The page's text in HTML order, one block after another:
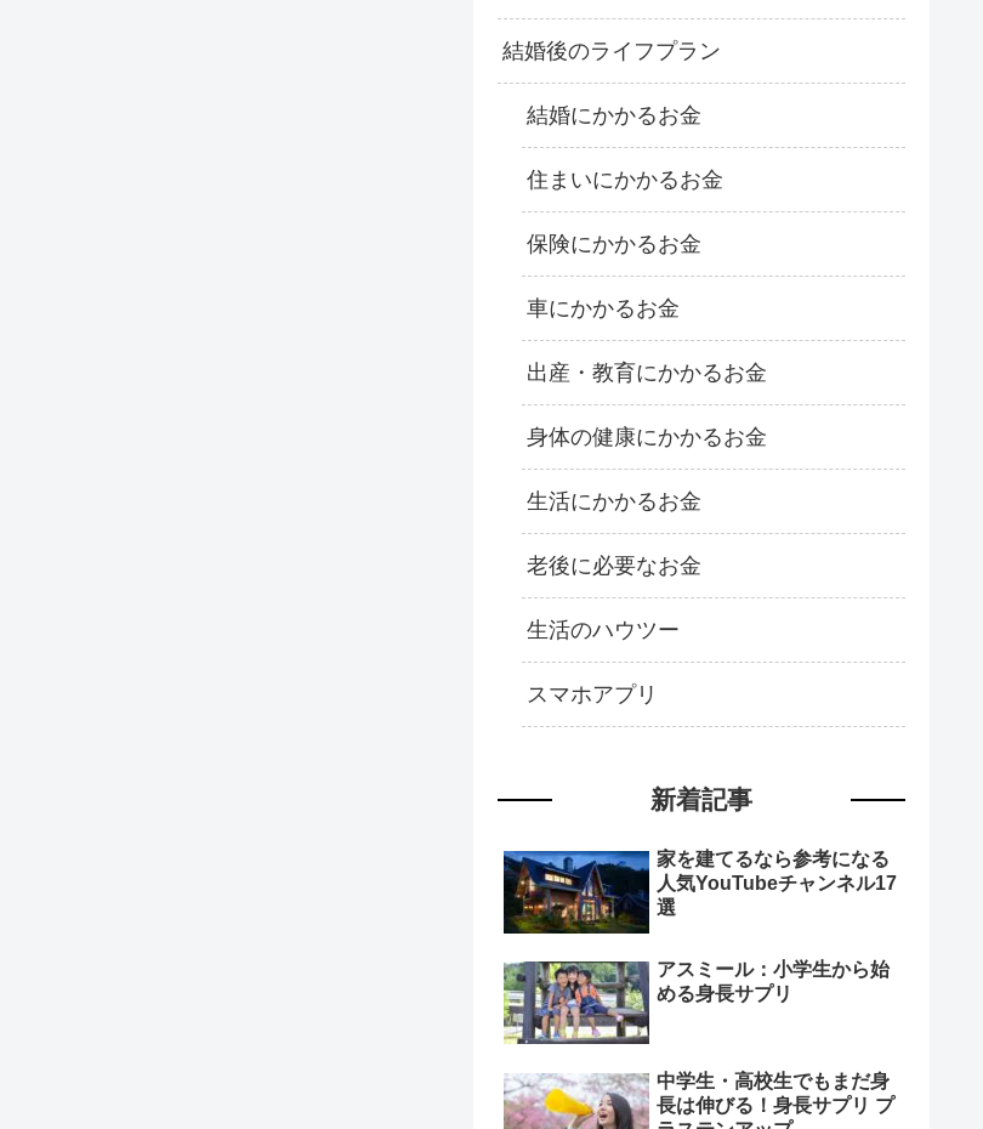
結婚後のライフプラン
結婚にかかるお金
住まいにかかるお金
保険にかかるお金
車にかかるお金
出産・教育にかかるお金
身体の健康にかかるお金
生活にかかるお金
老後に必要なお金
生活のハウツー
スマホアプリ
新着記事
家を建てるなら参考になる
人気YouTubeチャンネル17
選
アスミール：小学生から始
める身長サプリ
中学生・高校生でもまだ身
長は伸びる！身長サプリ プ